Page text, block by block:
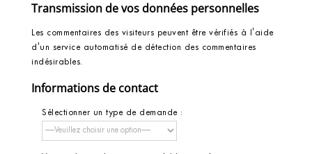
Transmission de vos données personnelles
Les commentaires des visiteurs peuvent être vérifiés à l'aide
d'un service automatisé de détection des commentaires
indésirables.
Informations de contact
Sélectionner un type de demande :